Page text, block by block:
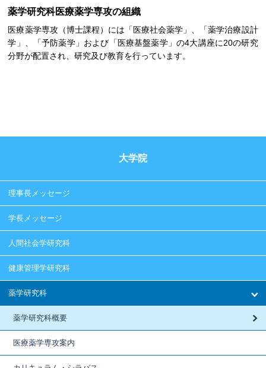
薬学研究科医療薬学専攻の組織
医療薬学専攻（博士課程）には「医療社会薬学」、「薬学治療設計
学」、「予防薬学」および「医療基盤薬学」の4大講座に20の研究
分野が配置され、研究及び教育を行っています。
大学院
理事長メッセージ
学長メッセージ
人間社会学研究科
健康管理学研究科
薬学研究科
薬学研究科概要
医療薬学専攻案内